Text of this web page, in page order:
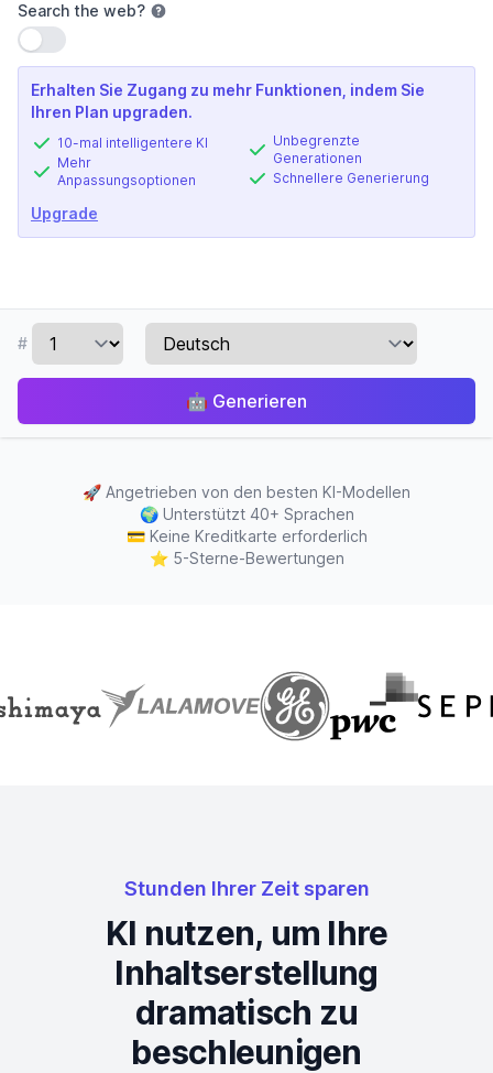
Search the web?
Einstellung verwenden
Erhalten Sie Zugang zu mehr Funktionen, indem Sie
Ihren Plan upgraden.
10-mal intelligentere KI
Mehr
Anpassungsoptionen
Unbegrenzte
Generationen
Schnellere Generierung
Upgrade
#
🤖 Generieren
🚀 Angetrieben von den besten KI-Modellen
🌍 Unterstützt 40+ Sprachen
💳 Keine Kreditkarte erforderlich
⭐ 5-Sterne-Bewertungen
Stunden Ihrer Zeit sparen
KI nutzen, um Ihre
Inhaltserstellung
dramatisch zu
beschleunigen